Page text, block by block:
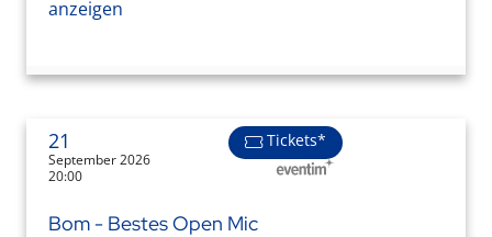
anzeigen
21
September 2026
20:00
Tickets*
Bom - Bestes Open Mic